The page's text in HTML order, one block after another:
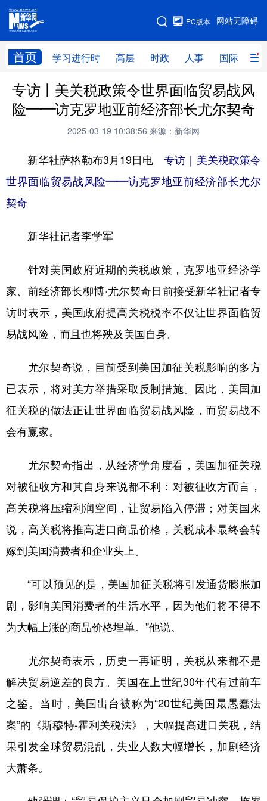
网站无障碍
PC版本
首页 学习进行时 高层 时政 人事 国际 财
网站地图
学习进行时 高层 时政 人事
财经 网评 港澳
科技 科创 量子 体育
文化 书画 军事
法律 中央文件
食品 人居 信息化 数字经济
学术中国 乡村振兴 银龄 溯源中国
城市 旅游 能源 会展
彩票 娱乐 时尚
公益 一带一路 亚太网 上市公司
文化产业
地方频道
北京 天津 河北 山西
辽宁 吉林 上海 江苏
浙江 安徽 福建 江西
山东 河南 湖北 湖南
四川 贵州 云南 西藏
陕西 甘肃 青海 宁夏
多语种频道
English Español Français عربى
Русский язык 日本語 한국어
专访丨美关税政策令世界面临贸易战风
险——访克罗地亚前经济部长尤尔契奇
2025-03-19 10:38:56 来源：新华网
新华社萨格勒布3月19日电专访｜美关税政策令
世界面临贸易战风险——访克罗地亚前经济部长尤尔
契奇
新华社记者李学军
针对美国政府近期的关税政策，克罗地亚经济学
家、前经济部长柳博·尤尔契奇日前接受新华社记者专
访时表示，美国政府提高关税税率不仅让世界面临贸
易战风险，而且也将殃及美国自身。
尤尔契奇说，目前受到美国加征关税影响的多方
已表示，将对美方举措采取反制措施。因此，美国加
征关税的做法正让世界面临贸易战风险，而贸易战不
会有赢家。
尤尔契奇指出，从经济学角度看，美国加征关税
对被征收方和其自身来说都不利：对被征收方而言，
高关税将压缩利润空间，让贸易陷入停滞；对美国来
说，高关税将推高进口商品价格，关税成本最终会转
嫁到美国消费者和企业头上。
“可以预见的是，美国加征关税将引发通货膨胀加
剧，影响美国消费者的生活水平，因为他们将不得不
为大幅上涨的商品价格埋单。”他说。
尤尔契奇表示，历史一再证明，关税从来都不是
解决贸易逆差的良方。美国在上世纪30年代有过前车
之鉴。当时，美国出台被称为“20世纪美国最愚蠢法
案”的《斯穆特-霍利关税法》，大幅提高进口关税，结
果引发全球贸易混乱，失业人数大幅增长，加剧经济
大萧条。